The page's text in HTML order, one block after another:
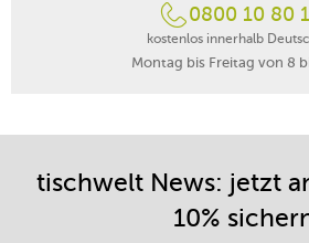
0800 10 80
kostenlos innerhalb
Montag bis Freitag von 8
tischwelt News: jetzt
10%